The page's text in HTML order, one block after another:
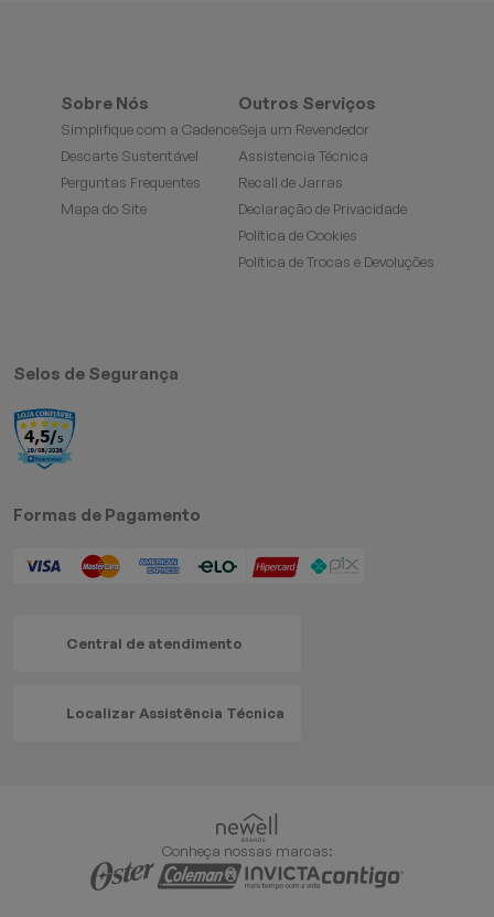
Sobre Nós
Simplifique com a Cadence
Descarte Sustentável
Perguntas Frequentes
Mapa do Site
Outros Serviços
Seja um Revendedor
Assistencia Técnica
Recall de Jarras
Declaração de Privacidade
Política de Cookies
Política de Trocas e Devoluções
Selos de Segurança
Formas de Pagamento
Central de atendimento
Localizar Assistência Técnica
Conheça nossas marcas: